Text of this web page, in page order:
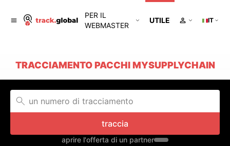
PER IL
WEBMASTER
UTILE IT
TRACCIAMENTO PACCHI MYSUPPLYCHAIN
traccia
aprire l'offerta di un partner